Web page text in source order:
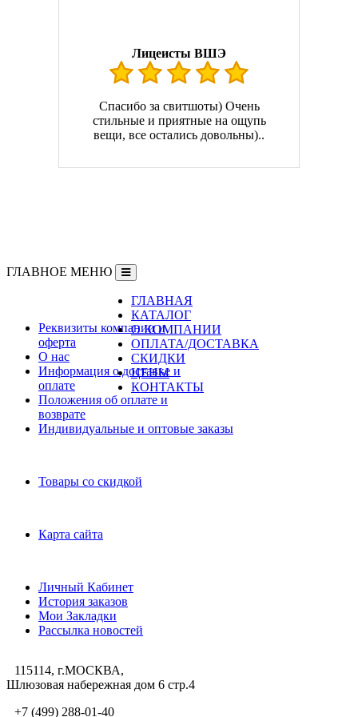
Лицеисты ВШЭ
Спасибо за свитшоты) Очень
стильные и приятные на ощупь
вещи, все остались довольны)..
ГЛАВНОЕ МЕНЮ
ГЛАВНАЯ
КАТАЛОГ
О КОМПАНИИ
ОПЛАТА/ДОСТАВКА
СКИДКИ
ЦЕНЫ
КОНТАКТЫ
Реквизиты компании и
оферта
О нас
Информация о доставке и
оплате
Положения об оплате и
возврате
Индивидуальные и оптовые заказы
Товары со скидкой
Карта сайта
Личный Кабинет
История заказов
Мои Закладки
Рассылка новостей
115114, г.МОСКВА,
Шлюзовая набережная дом 6 стр.4
+7 (499) 288-01-40